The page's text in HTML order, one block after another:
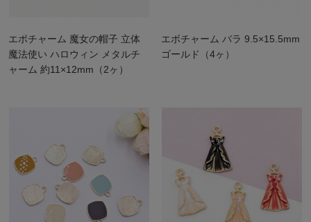
エポチャーム 魔女の帽子 立体
魔法使い ハロウィン メタルチ
ャーム 約11×12mm（2ヶ）
エボチャーム バラ 9.5×15.5mm
ゴールド（4ヶ）